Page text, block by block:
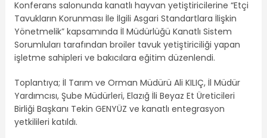
Konferans salonunda kanatlı hayvan yetiştiricilerine “Etçi
Tavukların Korunması İle İlgili Asgari Standartlara İlişkin
Yönetmelik” kapsamında İl Müdürlüğü Kanatlı Sistem
Sorumluları tarafından broiler tavuk yetiştiriciliği yapan
işletme sahipleri ve bakıcılara eğitim düzenlendi.
Toplantıya; İl Tarım ve Orman Müdürü Ali KILIÇ, İl Müdür
Yardımcısı, Şube Müdürleri, Elazığ İli Beyaz Et Üreticileri
Birliği Başkanı Tekin GENYÜZ ve kanatlı entegrasyon
yetkilileri katıldı.